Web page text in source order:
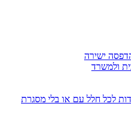
ישירה
ולמשרד
לכל חלל עם או בלי מסגרת